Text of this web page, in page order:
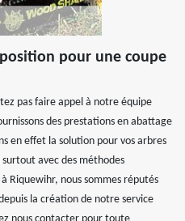
pour une coupe
pas faire appel à notre équipe
des prestations en abattage
en effet la solution pour vos arbres
avec des méthodes
Riquewihr, nous sommes réputés
la création de notre service